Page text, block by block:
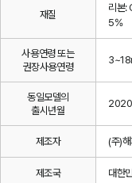
재질
리본
5%
사용연령 또는
권장사용연령
동일모델의
출시년월
제조자 (주)
제조국 대한